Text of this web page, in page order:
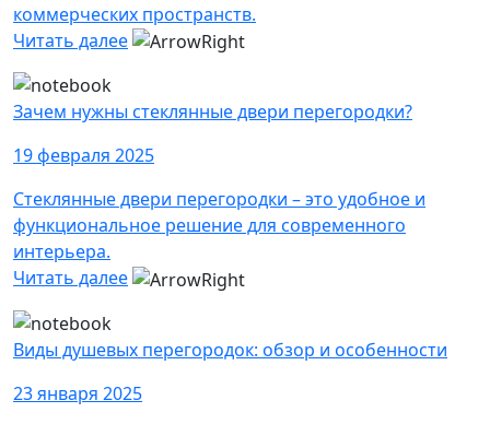
коммерческих пространств.
Читать далее
Зачем нужны стеклянные двери перегородки?
19 февраля 2025
Стеклянные двери перегородки – это удобное и
функциональное решение для современного
интерьера.
Читать далее
Виды душевых перегородок: обзор и особенности
23 января 2025